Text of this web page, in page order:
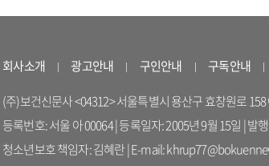
회사소개 광고안내 구인안내 구독안내
(주)보건신문사 <04312> 서울특별시 용산구 효창원로
등록번호: 서울 아 00064 | 등록일자: 2005년 9월 15일 | 발
청소년보호 책임자: 김혜란 | E-mail: